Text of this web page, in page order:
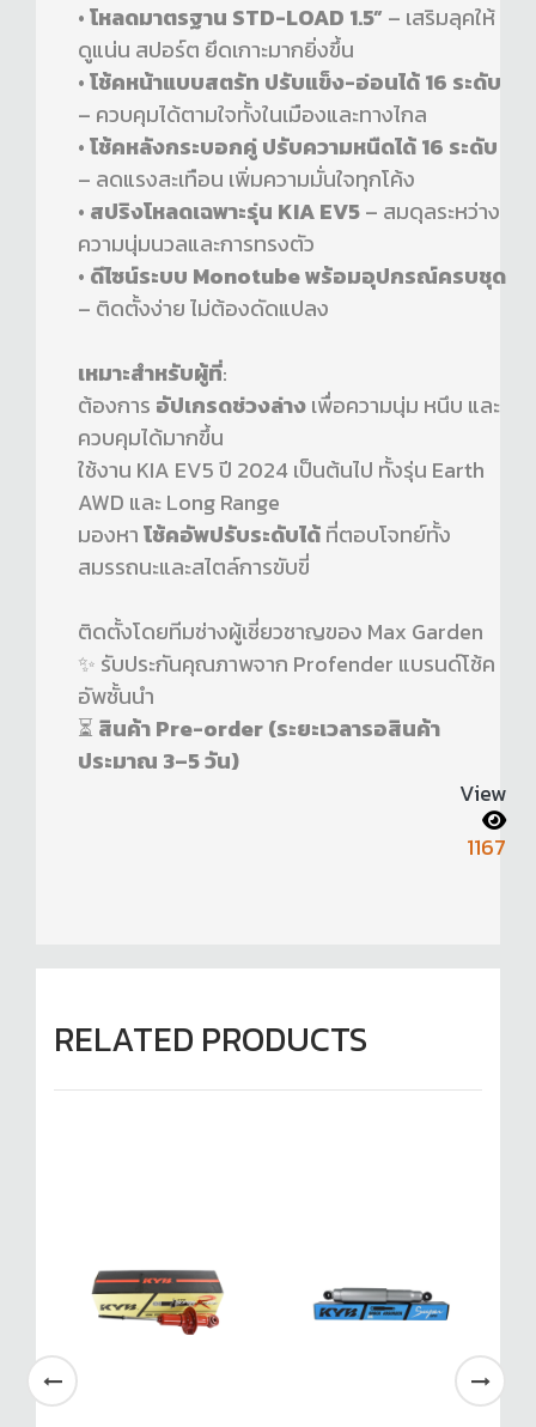
•โหลดมาตรฐาน STD-LOAD 1.5” – เสริมลุคให้
ดูแน่น สปอร์ต ยึดเกาะมากยิ่งขึ้น
•โช้คหน้าแบบสตรัท ปรับแข็ง-อ่อนได้ 16 ระดับ
– ควบคุมได้ตามใจทั้งในเมืองและทางไกล
•โช้คหลังกระบอกคู่ ปรับความหนืดได้ 16 ระดับ
– ลดแรงสะเทือน เพิ่มความมั่นใจทุกโค้ง
• สปริงโหลดเฉพาะรุ่น KIA EV5– สมดุลระหว่าง
ความนุ่มนวลและการทรงตัว
• ดีไซน์ระบบ Monotube พร้อมอุปกรณ์ครบชุด
– ติดตั้งง่าย ไม่ต้องดัดแปลง
เหมาะสำหรับผู้ที่:
ต้องการ อัปเกรดช่วงล่างเพื่อความนุ่ม หนึบ และ
ควบคุมได้มากขึ้น
ใช้งาน KIA EV5 ปี 2024 เป็นต้นไป ทั้งรุ่น Earth
AWD และ Long Range
มองหาโช้คอัพปรับระดับได้ที่ตอบโจทย์ทั้ง
สมรรถนะและสไตล์การขับขี่
ติดตั้งโดยทีมช่างผู้เชี่ยวชาญของ Max Garden
✨ รับประกันคุณภาพจาก Profender แบรนด์โช้ค
อัพชั้นนำ
⏳ สินค้า Pre-order (ระยะเวลารอสินค้า
ประมาณ 3–5 วัน)
View
1167
RELATED PRODUCTS